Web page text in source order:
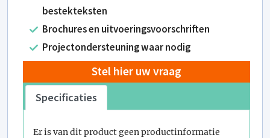
bestekteksten
Brochures en uitvoeringsvoorschriften
Projectondersteuning waar nodig
Stel hier uw vraag
Specificaties
Er is van dit product geen productinformatie